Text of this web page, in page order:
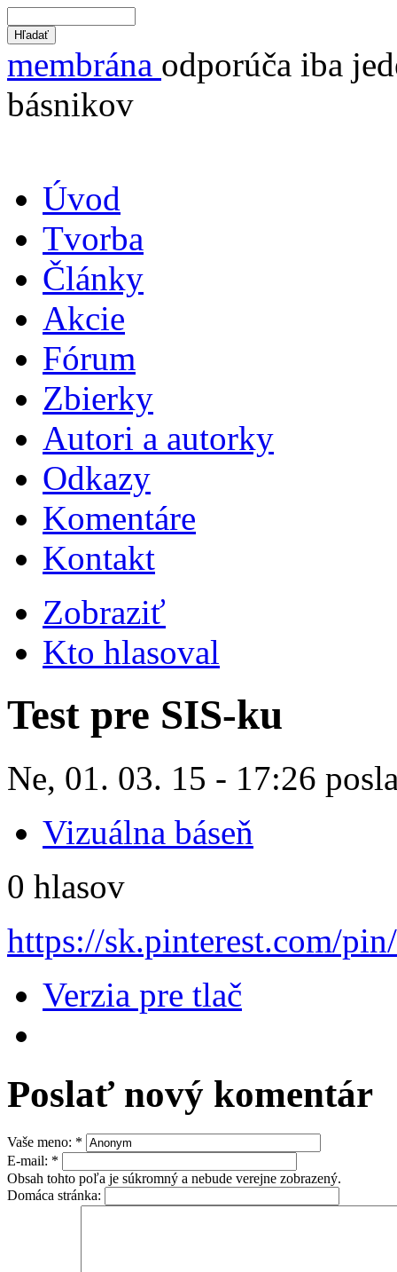
membrána odporúča iba
básnikov
Úvod
Tvorba
Články
Akcie
Fórum
Zbierky
Autori a autorky
Odkazy
Komentáre
Kontakt
Zobraziť
Kto hlasoval
Test pre SIS-ku
Ne, 01. 03. 15 - 17:26
Vizuálna báseň
0 hlasov
https://sk.pinterest.com/
Verzia pre tlač
Poslať nový komentár
Vaše meno: *
E-mail: *
Obsah tohto poľa je súkromný a nebude verejne zobrazený.
Domáca stránka: